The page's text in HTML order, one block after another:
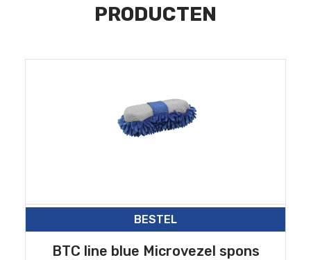
PRODUCTEN
BESTEL
BTC line blue Microvezel spons